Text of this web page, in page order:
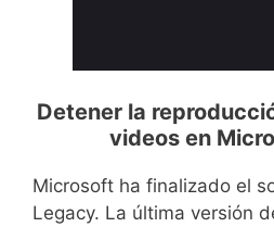
Detener la
videos en
Microsoft ha finalizado el
Legacy. La última versión